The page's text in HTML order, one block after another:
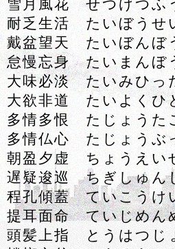
雪月風花 せつげつふ
耐乏生活 たいぼうせ
戴盆望天 たいぼんぼ
怠慢忘身 たいまんぼ
大味必淡 たいみひっ
大欲非道 たいよくひ
多情多恨 たじょうた
多情仏心 たじょうぶ
朝盈夕虚 ちょうえい
遅疑逡巡 ちぎしゅん
程孔傾蓋 ていこうけ
提耳面命 ていじめん
頭髪上指 とうはつじ